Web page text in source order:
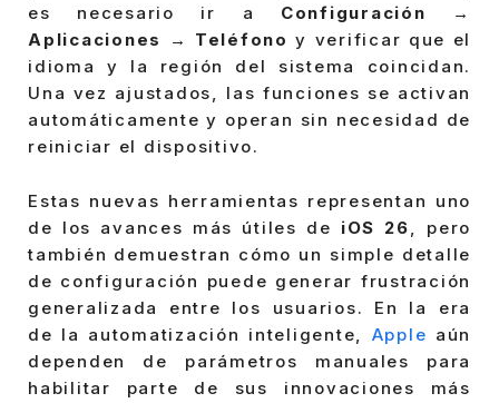
es necesario ir a Configuración →
Aplicaciones → Teléfono y verificar que el
idioma y la región del sistema coincidan.
Una vez ajustados, las funciones se activan
automáticamente y operan sin necesidad de
reiniciar el dispositivo.
Estas nuevas herramientas representan uno
de los avances más útiles de iOS 26, pero
también demuestran cómo un simple detalle
de configuración puede generar frustración
generalizada entre los usuarios. En la era
de la automatización inteligente, Apple aún
dependen de parámetros manuales para
habilitar parte de sus innovaciones más